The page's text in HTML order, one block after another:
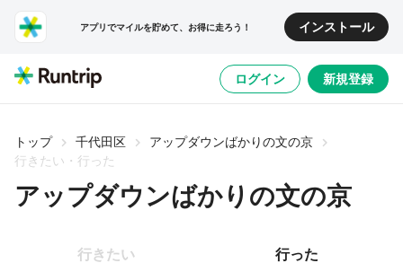
アプリでマイルを貯めて、お得に走ろう！ インストール
ログイン 新規登録
トップ 千代田区
アップダウンばかりの文の京
行きたい・行った
アップダウンばかりの文の京
行きたい 行った